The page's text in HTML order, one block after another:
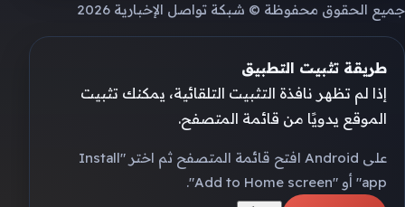
جميع الحقوق محفوظة © شبكة تواصل الإخبارية 2026
طريقة تثبيت التطبيق
إذا لم تظهر نافذة التثبيت التلقائية، يمكنك تثبيت
الموقع يدويًا من قائمة المتصفح.
على Android افتح قائمة المتصفح ثم اختر "Install
app" أو "Add to Home screen".